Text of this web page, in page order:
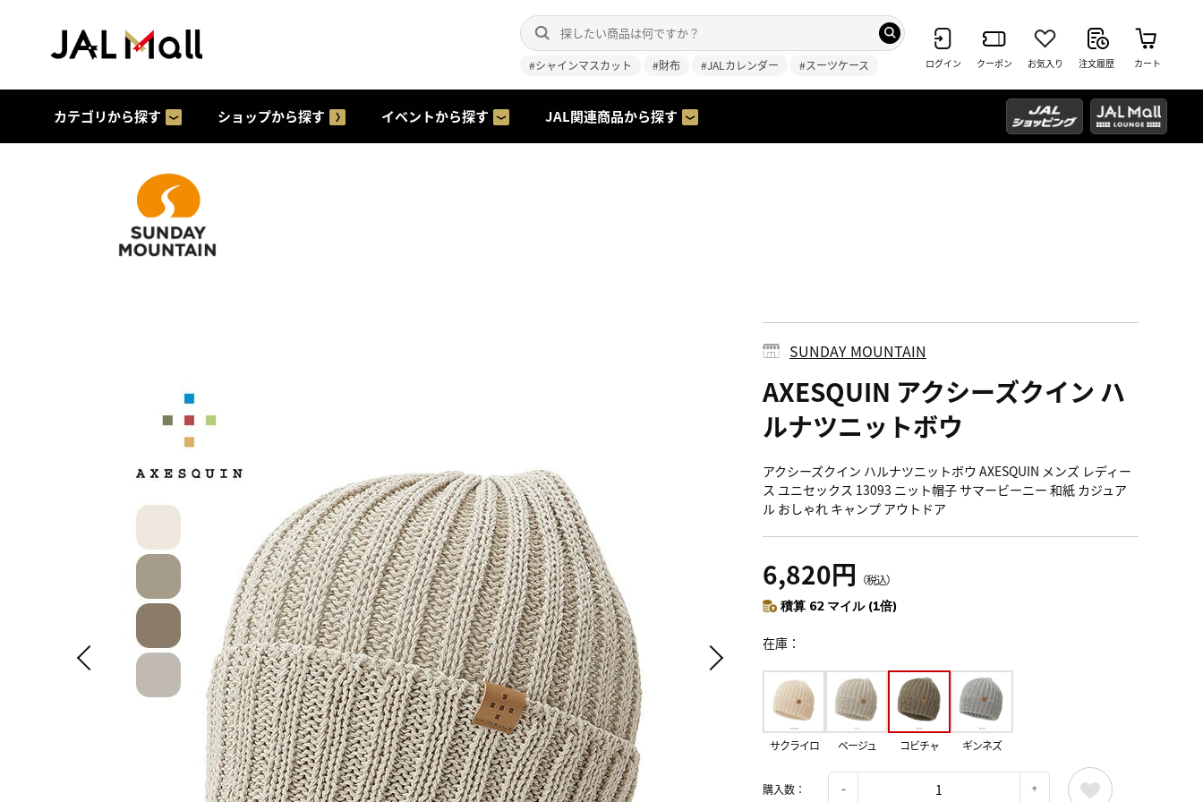
#シャインマスカット #財布 #JALカレンダー #スーツケース ログイン クーポン お気入り 注文履歴 カート
カテゴリから探す ショップから探す イベントから探す JAL関連商品から探す
SUNDAY MOUNTAIN
AXESQUIN アクシーズクイン ハ
ルナツニットボウ
アクシーズクイン ハルナツニットボウ AXESQUIN メンズ レディー
ス ユニセックス 13093 ニット帽子 サマービーニー 和紙 カジュア
ル おしゃれ キャンプ アウトドア
6,820円 （税込）
積算 62 マイル (1倍)
在庫
サクライロ ベージュ コビチャ ギンネズ
購入数：